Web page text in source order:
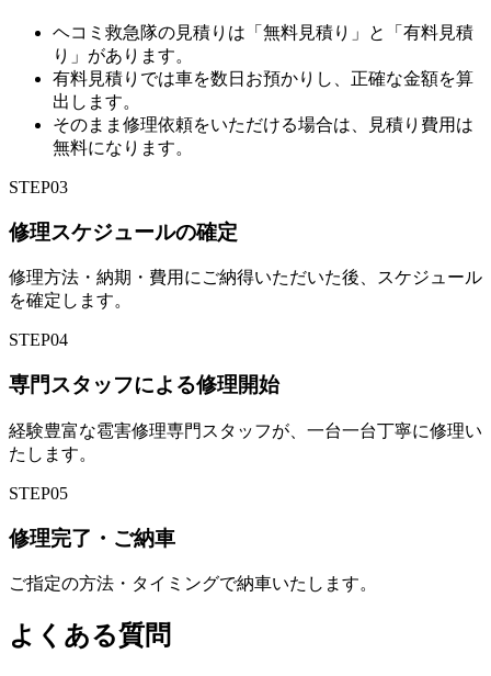
ヘコミ救急隊の見積りは「無料見積り」と「有料見積
り」があります。
有料見積りでは車を数日お預かりし、正確な金額を算
出します。
そのまま修理依頼をいただける場合は、見積り費用は
無料になります。
STEP03
修理スケジュールの確定
修理方法・納期・費用にご納得いただいた後、スケジュール
を確定します。
STEP04
専門スタッフによる修理開始
経験豊富な雹害修理専門スタッフが、一台一台丁寧に修理い
たします。
STEP05
修理完了・ご納車
ご指定の方法・タイミングで納車いたします。
よくある質問